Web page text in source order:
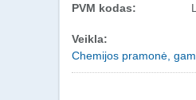
PVM kodas:
Veikla:
Chemijos pramonė,